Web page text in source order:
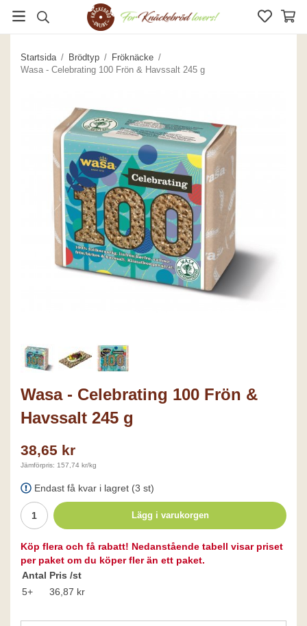
Startsida / Brödtyp / Fröknäcke /
Wasa - Celebrating 100 Frön & Havssalt 245 g
Wasa - Celebrating 100 Frön &
Havssalt 245 g
38,65 kr
Jämförpris: 157,74 kr/kg
Endast få kvar i lagret (3 st)
Lägg i varukorgen
Köp flera och få rabatt! Nedanstående tabell visar priset
per paket om du köper fler än ett paket.
Antal Pris /st
5+
36,87 kr